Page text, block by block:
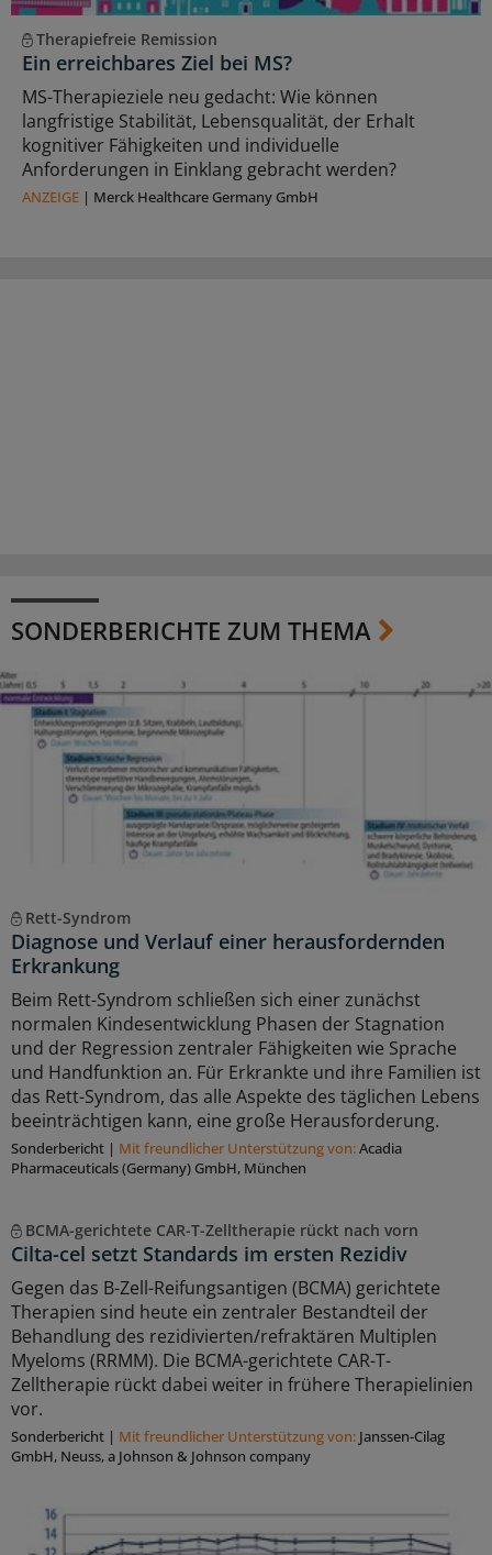
Therapiefreie Remission
Ein erreichbares Ziel bei MS?
MS-Therapieziele neu gedacht: Wie können
langfristige Stabilität, Lebensqualität, der Erhalt
kognitiver Fähigkeiten und individuelle
Anforderungen in Einklang gebracht werden?
ANZEIGE | Merck Healthcare Germany GmbH
SONDERBERICHTE ZUM THEMA
Rett-Syndrom
Diagnose und Verlauf einer herausfordernden
Erkrankung
Beim Rett-Syndrom schließen sich einer zunächst
normalen Kindesentwicklung Phasen der Stagnation
und der Regression zentraler Fähigkeiten wie Sprache
und Handfunktion an. Für Erkrankte und ihre Familien ist
das Rett-Syndrom, das alle Aspekte des täglichen Lebens
beeinträchtigen kann, eine große Herausforderung.
Sonderbericht | Mit freundlicher Unterstützung von:Acadia
Pharmaceuticals (Germany) GmbH, München
BCMA-gerichtete CAR-T-Zelltherapie rückt nach vorn
Cilta-cel setzt Standards im ersten Rezidiv
Gegen das B-Zell-Reifungsantigen (BCMA) gerichtete
Therapien sind heute ein zentraler Bestandteil der
Behandlung des rezidivierten/refraktären Multiplen
Myeloms (RRMM). Die BCMA-gerichtete CAR-T-
Zelltherapie rückt dabei weiter in frühere Therapielinien
vor.
Sonderbericht | Mit freundlicher Unterstützung von: Janssen-Cilag
GmbH, Neuss, a Johnson & Johnson company